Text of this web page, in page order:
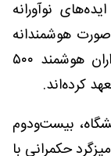
نوآورانه
هوشمندانه
سرمایه‌گذاری کنند. تاکنون نیز سرمایه‌گذاران هوشمند ۵۰۰
کرده‌اند.
بیست‌ودوم
حکمرانی با